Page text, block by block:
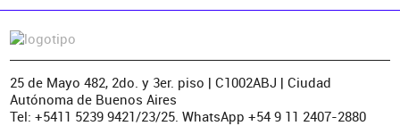
25 de Mayo 482, 2do. y 3er. piso | C1002ABJ | Ciudad
Autónoma de Buenos Aires
Tel: +5411 5239 9421/23/25. WhatsApp +54 9 11 2407-2880